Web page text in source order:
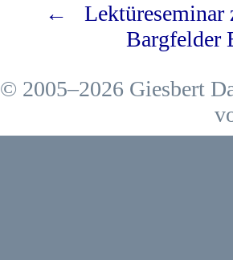
← Lektüreseminar
© 2005–2026 Giesbert